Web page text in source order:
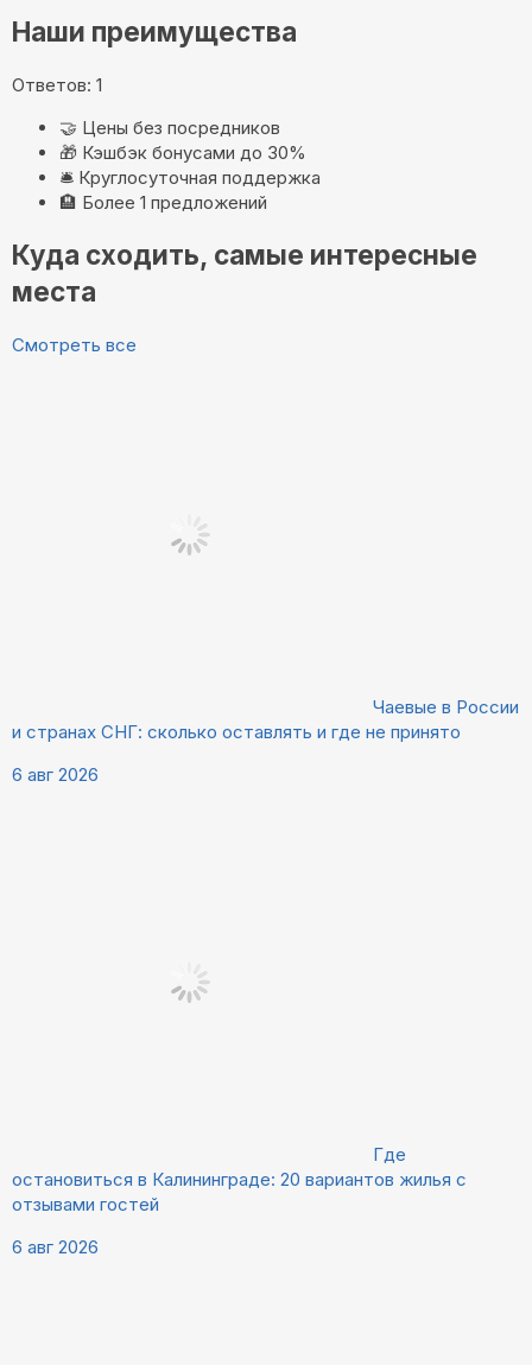
Наши преимущества
Ответов: 1
🤝 Цены без посредников
🎁 Кэшбэк бонусами до 30%
🛎️ Круглосуточная поддержка
🏨 Более 1 предложений
Куда сходить, самые интересные
места
Смотреть все
Чаевые в России
и странах СНГ: сколько оставлять и где не принято
6 авг 2026
Где
остановиться в Калининграде: 20 вариантов жилья с
отзывами гостей
6 авг 2026